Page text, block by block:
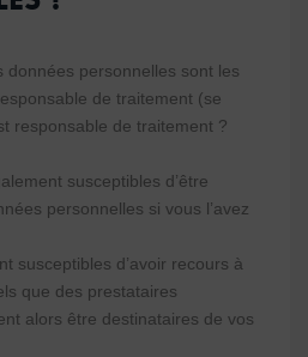
données personnelles sont les
de traitement (se
responsable de traitement ?
susceptibles d’être
personnelles si vous l’avez
susceptibles d’avoir recours à
que des prestataires
alors être destinataires de vos